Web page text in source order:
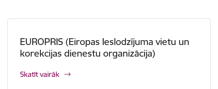
EUROPRIS (Eiropas Ieslodzījuma vietu un
korekcijas dienestu organizācija)
Skatīt vairāk